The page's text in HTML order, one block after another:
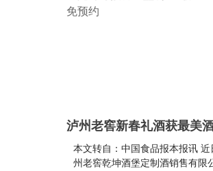
泸州老窖新春礼酒获最美
本文转自：中国食品报本报讯
州老窖乾坤酒堡定制酒销售有限